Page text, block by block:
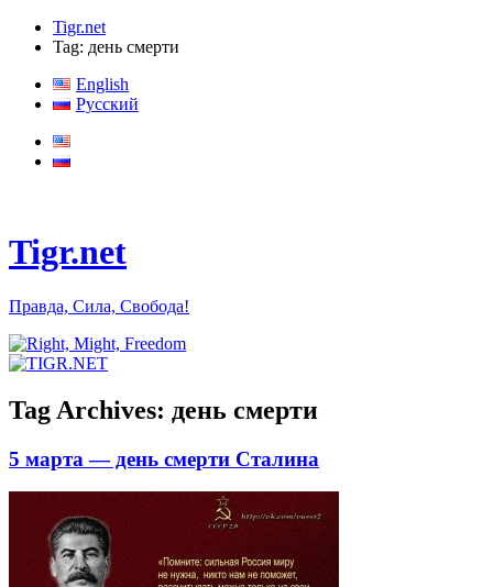
Tigr.net
Tag: день смерти
English
Русский
Tigr.net
Правда, Сила, Свобода!
Tag Archives: день смерти
5 марта — день смерти Сталина